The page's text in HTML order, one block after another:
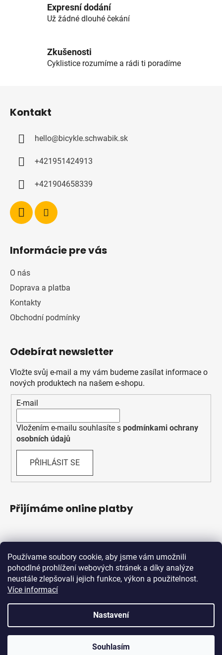
Používame soubory cookie, aby jsme vám umožnili
pohodlné prohlížení webových stránek a díky analýze
neustále zlepšovali jejich funkce, výkon a použitelnost.
Více informací
Nastavení
Souhlasím
í
p
y
Expresní dodání
Už žádné dlouhé čekání
Zkušenosti
Cyklistice rozumíme a rádi ti poradíme
Kontakt
hello@bicykle.schwabik.sk
+421951424913
+421904658339
Informácie pre vás
O nás
Doprava a platba
Kontakty
Obchodní podmínky
Odebírat newsletter
Vložte svůj e-mail a my vám budeme zasílat informace o
nových produktech na našem e-shopu.
E-mail
Vložením e-mailu souhlasíte s podmínkami ochrany
osobních údajů
PŘIHLÁSIT SE
Přijímáme online platby
Vytvořil Shoptet
Schwabik Bicycles